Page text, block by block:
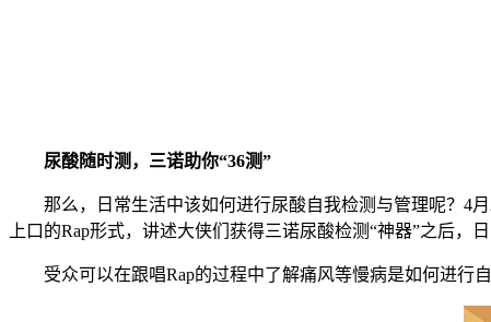
尿酸随时测，三诺助你“36测”
那么，日常生活中该如何进行尿酸自我检测与管理呢？ 4月
上口的Rap形式，讲述大侠们获得三诺尿酸检测“神器”之后，
受众可以在跟唱Rap的过程中了解痛风等慢病是如何进行